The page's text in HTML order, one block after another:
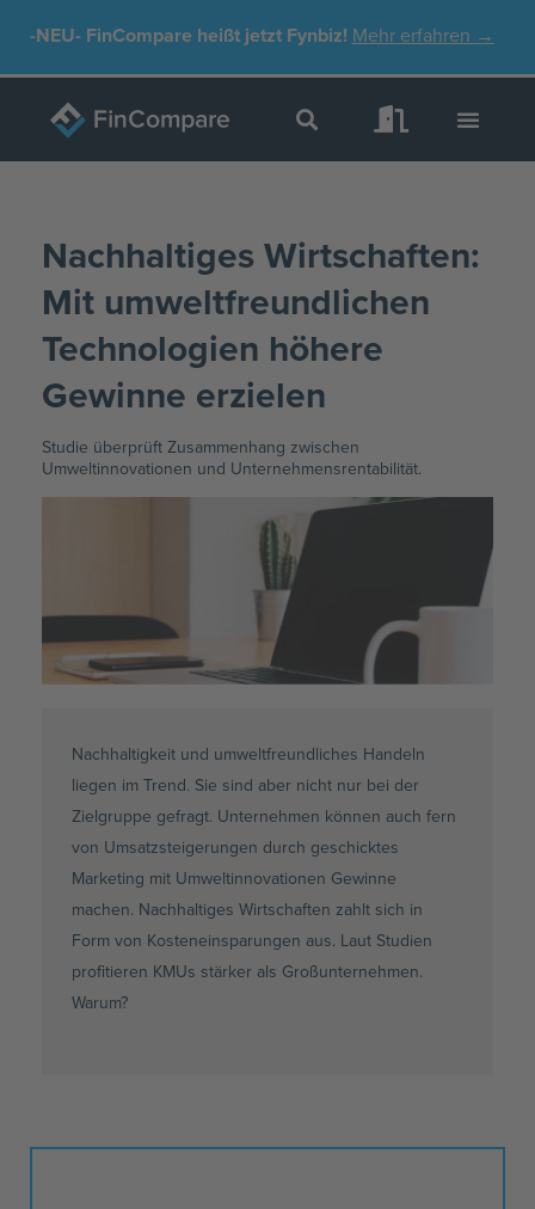
-NEU-FinCompare heißt jetzt Fynbiz! Mehr erfahren →
Nachhaltiges Wirtschaften:
Mit umweltfreundlichen
Technologien höhere
Gewinne erzielen
Studie überprüft Zusammenhang zwischen
Umweltinnovationen und Unternehmensrentabilität.
Nachhaltigkeit und umweltfreundliches Handeln
liegen im Trend. Sie sind aber nicht nur bei der
Zielgruppe gefragt. Unternehmen können auch fern
von Umsatzsteigerungen durch geschicktes
Marketing mit Umweltinnovationen Gewinne
machen. Nachhaltiges Wirtschaften zahlt sich in
Form von Kosteneinsparungen aus. Laut Studien
profitieren KMUs stärker als Großunternehmen.
Warum?